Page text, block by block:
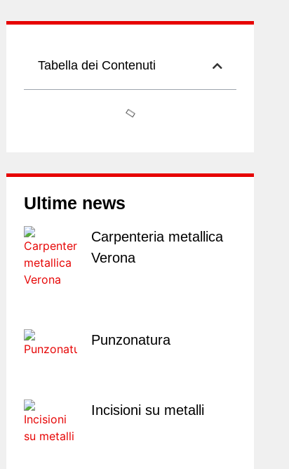
Tabella dei Contenuti
Ultime news
Carpenteria metallica
Verona
Punzonatura
Incisioni su metalli